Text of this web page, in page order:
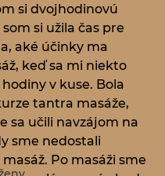
si dvojhodinovú
si užila čas pre
aké účinky ma
keď sa mi niekto
v kuse. Bola
tantra masáže,
sa učili navzájom na
sme nedostali
Po masáži sme